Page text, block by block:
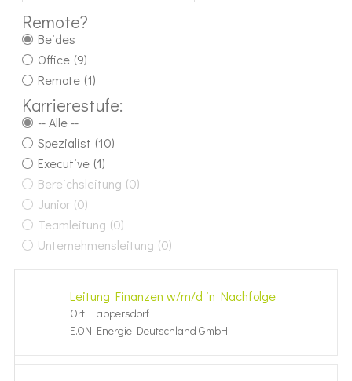
Remote?
Beides
Office (9)
Remote (1)
Karrierestufe:
-- Alle --
Spezialist (10)
Executive (1)
Bereichsleitung (0)
Junior (0)
Teamleitung (0)
Unternehmensleitung (0)
Leitung Finanzen w/m/d in Nachfolge
Ort: Lappersdorf
E.ON Energie Deutschland GmbH